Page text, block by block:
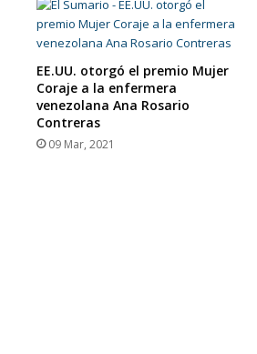
EE.UU. otorgó el premio Mujer
Coraje a la enfermera
venezolana Ana Rosario
Contreras
09 Mar, 2021